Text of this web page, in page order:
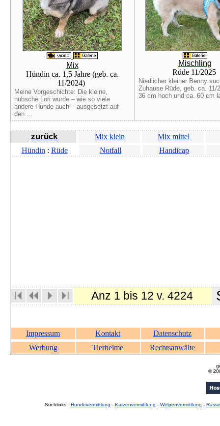
Mix
Hündin ca. 1,5 Jahre (geb. ca.
11/2024)
Meine Vorgeschichte: Die kleine,
hübsche Lori wurde – wie so viele
andere Hunde auch – ausgesetzt auf
den ...
Mischling
Rüde 11/2025
Niedlicher kleiner Benny
Zuhause Rüde, geb. ca. 11/
36 cm hoch und ca. 60 cm
zurück Mix klein
Mix mittel
Hündin : Rüde Notfall Handicap
Anz 1 bis 12 v. 4224
Impressum Kontakt
Datenschutz
Werbung
Tierheime Rechtsanwälte
©
Suchlinks: Hundevermittlung - Katzenvermittlung - Welpenvermittlung -